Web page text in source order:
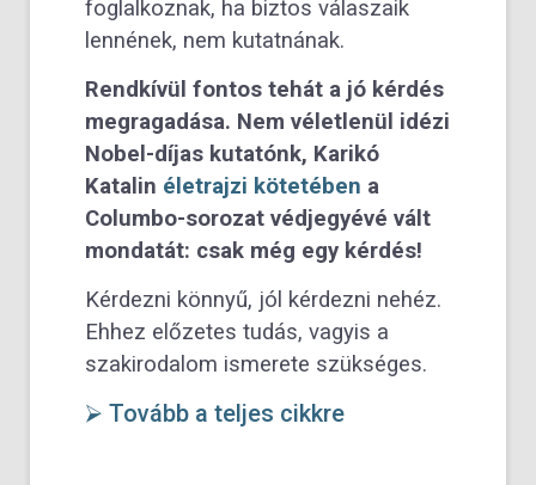
foglalkoznak, ha biztos válaszaik
lennének, nem kutatnának.
Rendkívül fontos tehát a jó kérdés
megragadása. Nem véletlenül idézi
Nobel-díjas kutatónk, Karikó
Katalin életrajzi kötetében a
Columbo-sorozat védjegyévé vált
mondatát: csak még egy kérdés!
Kérdezni könnyű, jól kérdezni nehéz.
Ehhez előzetes tudás, vagyis a
szakirodalom ismerete szükséges.
⮚ Tovább a teljes cikkre